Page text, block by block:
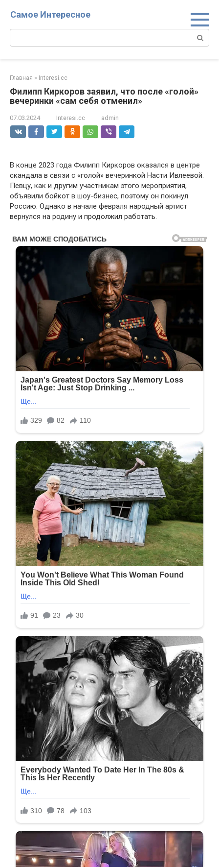
Самое Интересное
Поиск:
Главная » Interesi.cc
Филипп Киркоров заявил, что после «голой»
вечеринки «сам себя отменил»
07.03.2024 Interesi.cc admin
В конце 2023 года Филипп Киркоров оказался в центре
скандала в связи с «голой» вечеринкой Насти Ивлеевой.
Певцу, как и другим участникам этого мероприятия,
объявили бойкот в шоу-бизнес, поэтому он покинул
Россию. Однако в начале февраля народный артист
вернулся на родину и продолжил работать.